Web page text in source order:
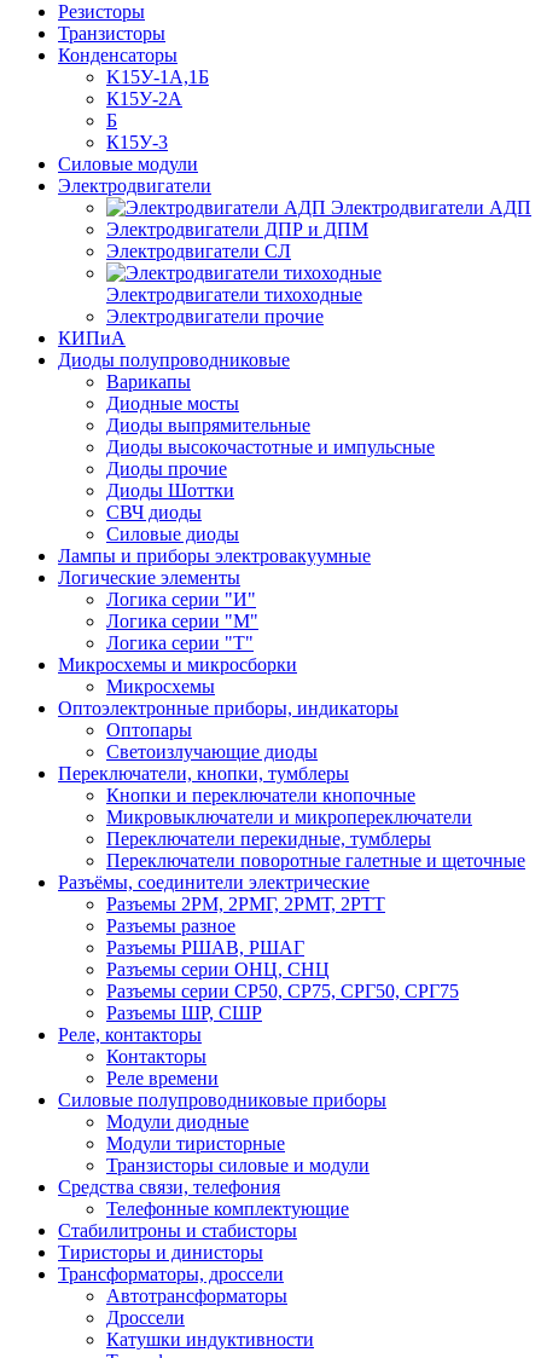
Резисторы
Транзисторы
Конденсаторы
K15У-1А,1Б
К15У-2А
Б
К15У-3
Силовые модули
Электродвигатели
Электродвигатели АДП
Электродвигатели ДПР и ДПМ
Электродвигатели СЛ
Электродвигатели тихоходные
Электродвигатели прочие
КИПиА
Диоды полупроводниковые
Варикапы
Диодные мосты
Диоды выпрямительные
Диоды высокочастотные и импульсные
Диоды прочие
Диоды Шоттки
СВЧ диоды
Силовые диоды
Лампы и приборы электровакуумные
Логические элементы
Логика серии "И"
Логика серии "М"
Логика серии "Т"
Микросхемы и микросборки
Микросхемы
Оптоэлектронные приборы, индикаторы
Оптопары
Светоизлучающие диоды
Переключатели, кнопки, тумблеры
Кнопки и переключатели кнопочные
Микровыключатели и микропереключатели
Переключатели перекидные, тумблеры
Переключатели поворотные галетные и щеточные
Разъёмы, соединители электрические
Разъемы 2РМ, 2РМГ, 2РМТ, 2РТТ
Разъемы разное
Разъемы РШАВ, РШАГ
Разъемы серии ОНЦ, СНЦ
Разъемы серии СР50, СР75, СРГ50, СРГ75
Разъемы ШР, СШР
Реле, контакторы
Контакторы
Реле времени
Силовые полупроводниковые приборы
Модули диодные
Модули тиристорные
Транзисторы силовые и модули
Средства связи, телефония
Телефонные комплектующие
Стабилитроны и стабисторы
Тиристоры и динисторы
Трансформаторы, дроссели
Автотрансформаторы
Дроссели
Катушки индуктивности